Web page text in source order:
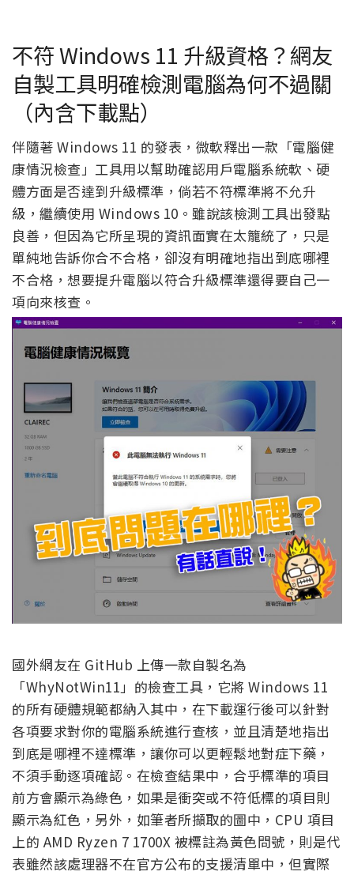
不符 Windows 11 升級資格？網友
自製工具明確檢測電腦為何不過關
（內含下載點）
伴隨著 Windows 11 的發表，微軟釋出一款「電腦健
康情況檢查」工具用以幫助確認用戶電腦系統軟、硬
體方面是否達到升級標準，倘若不符標準將不允升
級，繼續使用 Windows 10。雖說該檢測工具出發點
良善，但因為它所呈現的資訊面實在太籠統了，只是
單純地告訴你合不合格，卻沒有明確地指出到底哪裡
不合格，想要提升電腦以符合升級標準還得要自己一
項向來核查。
國外網友在 GitHub 上傳一款自製名為
「WhyNotWin11」的檢查工具，它將 Windows 11
的所有硬體規範都納入其中，在下載運行後可以針對
各項要求對你的電腦系統進行查核，並且清楚地指出
到底是哪裡不達標準，讓你可以更輕鬆地對症下藥，
不須手動逐項確認。在檢查結果中，合乎標準的項目
前方會顯示為綠色，如果是衝突或不符低標的項目則
顯示為紅色，另外，如筆者所擷取的圖中，CPU 項目
上的 AMD Ryzen 7 1700X 被標註為黃色問號，則是代
表雖然該處理器不在官方公布的支援清單中，但實際